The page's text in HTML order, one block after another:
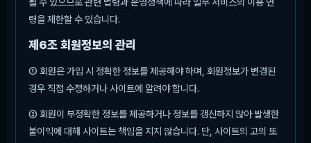
령을 제한할 수 있습니다.
제6조 회원정보의 관리
① 회원은 가입 시 정확한 정보를 제공해야 하며, 회원정보가 변경된
경우 직접 수정하거나 사이트에 알려야 합니다.
② 회원이 부정확한 정보를 제공하거나 정보를 갱신하지 않아 발생한
불이익에 대해 사이트는 책임을 지지 않습니다. 단, 사이트의 고의 또